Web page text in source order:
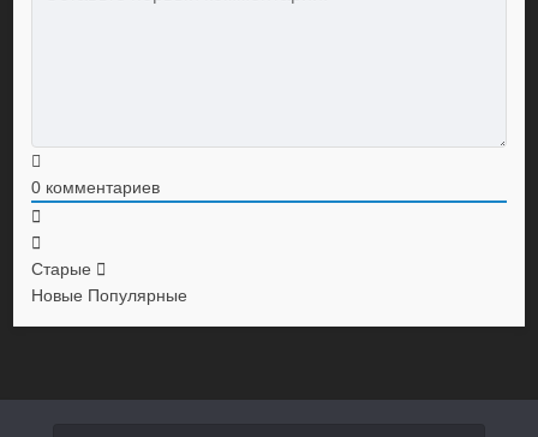
0 комментариев
Старые
Новые Популярные